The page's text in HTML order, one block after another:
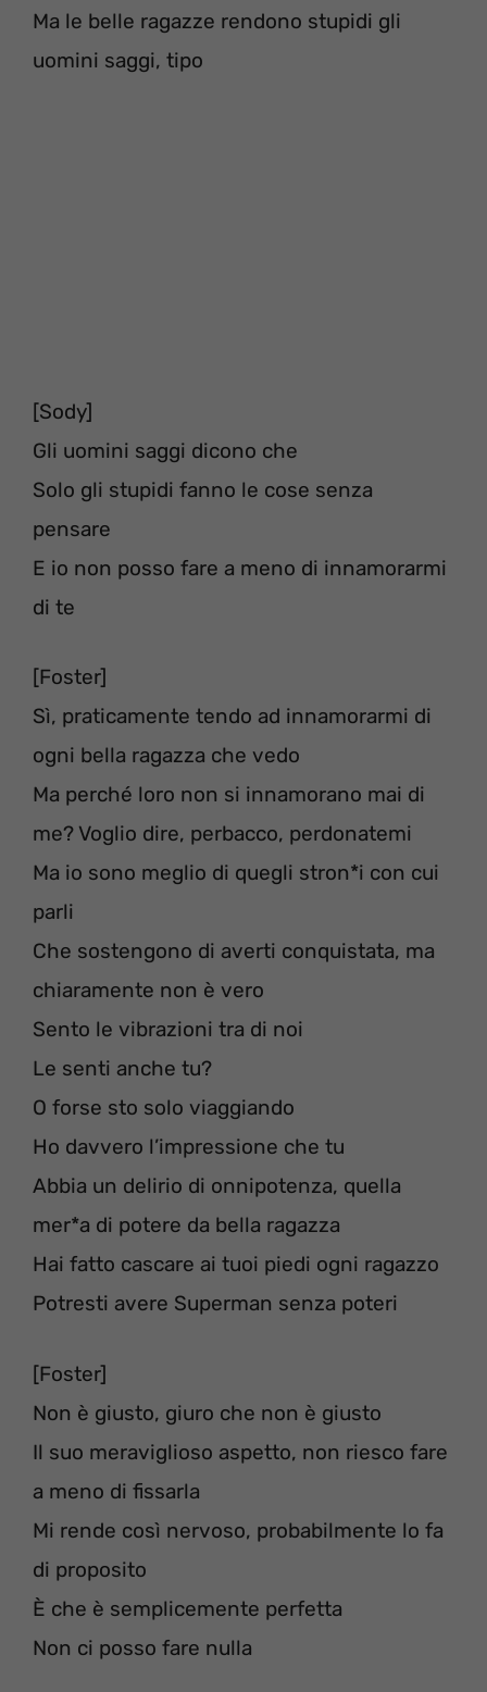
Ma le belle ragazze rendono stupidi gli
uomini saggi, tipo
[Sody]
Gli uomini saggi dicono che
Solo gli stupidi fanno le cose senza
pensare
E io non posso fare a meno di innamorarmi
di te
[Foster]
Sì, praticamente tendo ad innamorarmi di
ogni bella ragazza che vedo
Ma perché loro non si innamorano mai di
me? Voglio dire, perbacco, perdonatemi
Ma io sono meglio di quegli stron*i con cui
parli
Che sostengono di averti conquistata, ma
chiaramente non è vero
Sento le vibrazioni tra di noi
Le senti anche tu?
O forse sto solo viaggiando
Ho davvero l’impressione che tu
Abbia un delirio di onnipotenza, quella
mer*a di potere da bella ragazza
Hai fatto cascare ai tuoi piedi ogni ragazzo
Potresti avere Superman senza poteri
[Foster]
Non è giusto, giuro che non è giusto
Il suo meraviglioso aspetto, non riesco fare
a meno di fissarla
Mi rende così nervoso, probabilmente lo fa
di proposito
È che è semplicemente perfetta
Non ci posso fare nulla